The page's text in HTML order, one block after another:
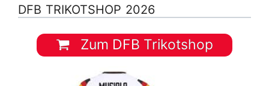
DFB TRIKOTSHOP 2026
Zum DFB Trikotshop